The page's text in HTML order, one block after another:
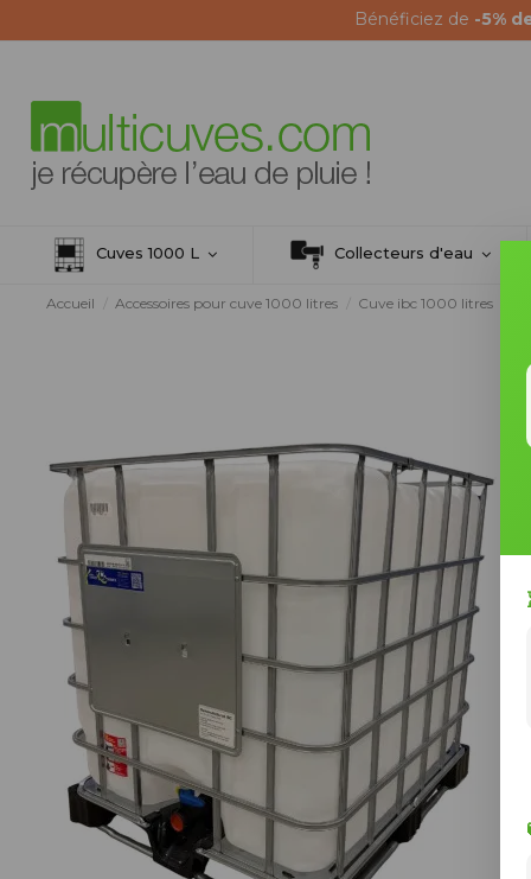
Bénéficiez de -5%
Cuves 1000 L Collecteurs d'eau
Accueil Accessoires pour cuve 1000 litres Cuve ibc 1000 litres